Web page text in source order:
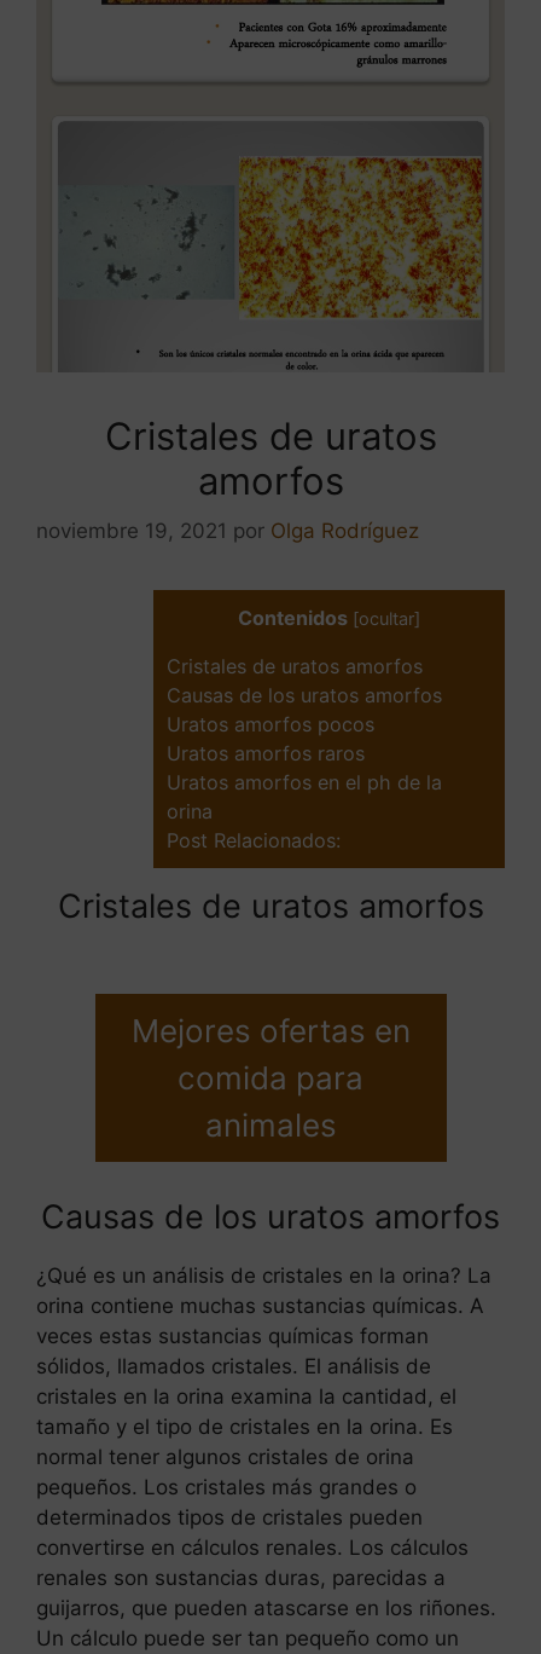
Cristales de uratos
amorfos
noviembre 19, 2021 por Olga Rodríguez
Contenidos [ocultar]
Cristales de uratos amorfos
Causas de los uratos amorfos
Uratos amorfos pocos
Uratos amorfos raros
Uratos amorfos en el ph de la
orina
Post Relacionados:
Cristales de uratos amorfos
Mejores ofertas en
comida para
animales
Causas de los uratos amorfos
¿Qué es un análisis de cristales en la orina? La
orina contiene muchas sustancias químicas. A
veces estas sustancias químicas forman
sólidos, llamados cristales. El análisis de
cristales en la orina examina la cantidad, el
tamaño y el tipo de cristales en la orina. Es
normal tener algunos cristales de orina
pequeños. Los cristales más grandes o
determinados tipos de cristales pueden
convertirse en cálculos renales. Los cálculos
renales son sustancias duras, parecidas a
guijarros, que pueden atascarse en los riñones.
Un cálculo puede ser tan pequeño como un